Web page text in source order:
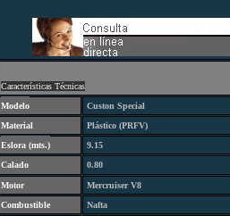
Características Técnicas
Modelo
Custon Special
Material
Plástico (PRFV)
Eslora (mts.)
9.15
Calado
0.80
Motor
Mercruiser V8
Combustible
Nafta